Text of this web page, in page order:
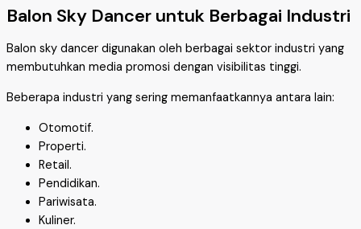
Balon Sky Dancer untuk Berbagai Industri
Balon sky dancer digunakan oleh berbagai sektor industri yang
membutuhkan media promosi dengan visibilitas tinggi.
Beberapa industri yang sering memanfaatkannya antara lain:
Otomotif.
Properti.
Retail.
Pendidikan.
Pariwisata.
Kuliner.